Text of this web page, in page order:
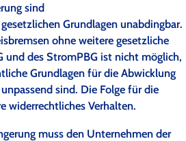
sind
Grundlagen unabdingbar.
ohne weitere gesetzliche
und des StromPBG ist nicht möglich,
Grundlagen für die Abwicklung
sind. Die Folge für die
widerrechtliches Verhalten.
muss den Unternehmen der